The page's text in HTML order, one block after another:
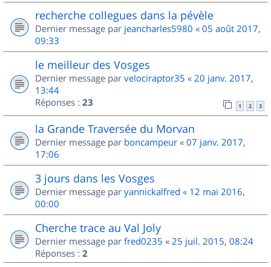
recherche collegues dans la pévèle
Dernier message par jeancharles5980 « 05 août 2017,
09:33
le meilleur des Vosges
Dernier message par velociraptor35 « 20 janv. 2017,
13:44
Réponses : 23 1 2 3
la Grande Traversée du Morvan
Dernier message par boncampeur « 07 janv. 2017,
17:06
3 jours dans les Vosges
Dernier message par yannickalfred « 12 mai 2016,
00:00
Cherche trace au Val Joly
Dernier message par fred0235 « 25 juil. 2015, 08:24
Réponses : 2